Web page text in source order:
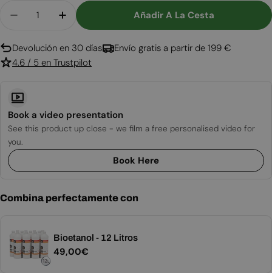
Disminuir Cantidad Para Chimenea Bioetanol
Aumentar Cantidad Para Chimenea
Añadir A La Cesta
Devolución en 30 días
Envío gratis a partir de 199 €
4.6 / 5 en Trustpilot
Book a video presentation
See this product up close - we film a free personalised video for
you.
Book Here
Combina perfectamente con
Bioetanol - 12 Litros
Precio
49,00€